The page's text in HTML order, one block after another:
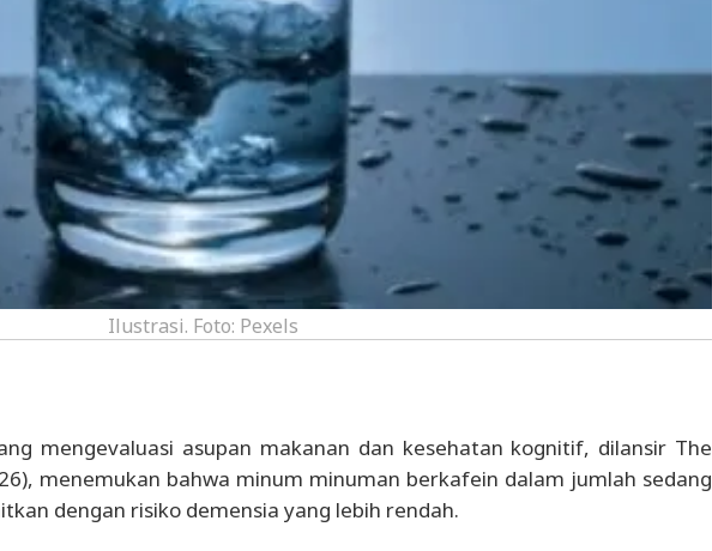
Ilustrasi. Foto: Pexels
mengevaluasi asupan makanan dan kesehatan kognitif, dilansir The
menemukan bahwa minum minuman berkafein dalam jumlah sedang
dengan risiko demensia yang lebih rendah.